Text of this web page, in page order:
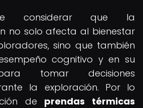
considerar que la
no solo afecta al bienestar
sino que también
cognitivo y en su
tomar decisiones
la exploración. Por lo
de prendas térmicas